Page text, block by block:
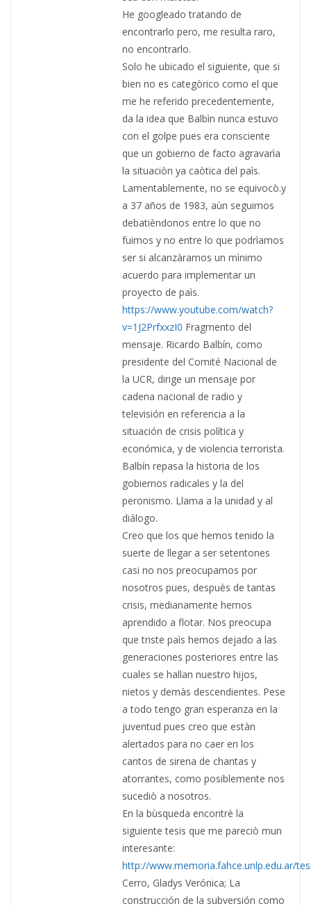
He googleado tratando de
encontrarlo pero, me resulta raro,
no encontrarlo.
Solo he ubicado el siguiente, que si
bien no es categòrico como el que
me he referido precedentemente,
da la idea que Balbìn nunca estuvo
con el golpe pues era consciente
que un gobierno de facto agravarìa
la situaciòn ya caòtica del paìs.
Lamentablemente, no se equivocò.y
a 37 años de 1983, aùn seguimos
debatièndonos entre lo que no
fuimos y no entre lo que podrìamos
ser si alcanzàramos un mìnimo
acuerdo para implementar un
proyecto de paìs.
https://www.youtube.com/watch?
v=1J2PrfxxzI0 Fragmento del
mensaje. Ricardo Balbín, como
presidente del Comité Nacional de
la UCR, dirige un mensaje por
cadena nacional de radio y
televisión en referencia a la
situación de crisis política y
económica, y de violencia terrorista.
Balbín repasa la historia de los
gobiernos radicales y la del
peronismo. Llama a la unidad y al
diálogo.
Creo que los que hemos tenido la
suerte de llegar a ser setentones
casi no nos preocupamos por
nosotros pues, despuès de tantas
crisis, medianamente hemos
aprendido a flotar. Nos preocupa
que triste paìs hemos dejado a las
generaciones posteriores entre las
cuales se hallan nuestro hijos,
nietos y demàs descendientes. Pese
a todo tengo gran esperanza en la
juventud pues creo que estàn
alertados para no caer en los
cantos de sirena de chantas y
atorrantes, como posiblemente nos
sucediò a nosotros.
En la bùsqueda encontrè la
siguiente tesis que me pareciò mun
interesante:
http://www.memoria.fahce.unlp.edu.ar/
Cerro, Gladys Verónica; La
construcción de la subversión como